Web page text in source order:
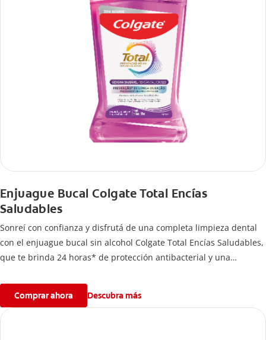
Enjuague Bucal Colgate Total Encías
Saludables
Sonreí con confianza y disfrutá de una completa limpieza dental
con el enjuague bucal sin alcohol Colgate Total Encías Saludables,
que te brinda 24 horas* de protección antibacterial y una
Comprar ahora Descubra más